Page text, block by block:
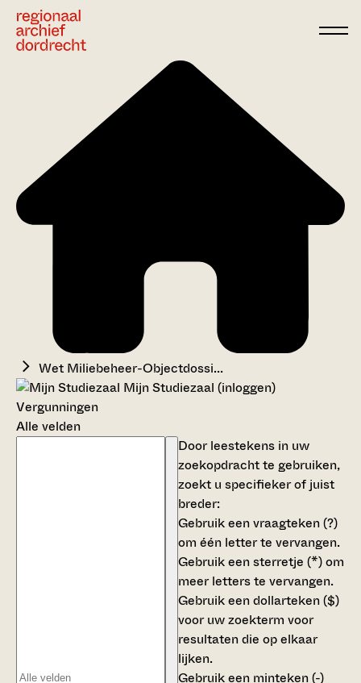
Wet Miliebeheer-Objectdossi...
Mijn Studiezaal (inloggen)
Vergunningen
Alle velden
Door leestekens in uw
zoekopdracht te gebruiken,
zoekt u specifieker of juist
breder:
Gebruik eenvraagteken (?)
om één letter te vervangen.
Gebruik eensterretje (*)om
meer letters te vervangen.
Gebruik eendollarteken ($)
voor uw zoekterm voor
resultaten die op elkaar
lijken.
Gebruik een minteken (-)